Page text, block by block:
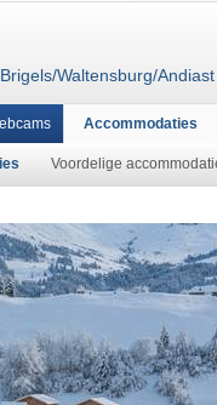
​Waltensburg/​Andiast
Accommodaties
Voordelige